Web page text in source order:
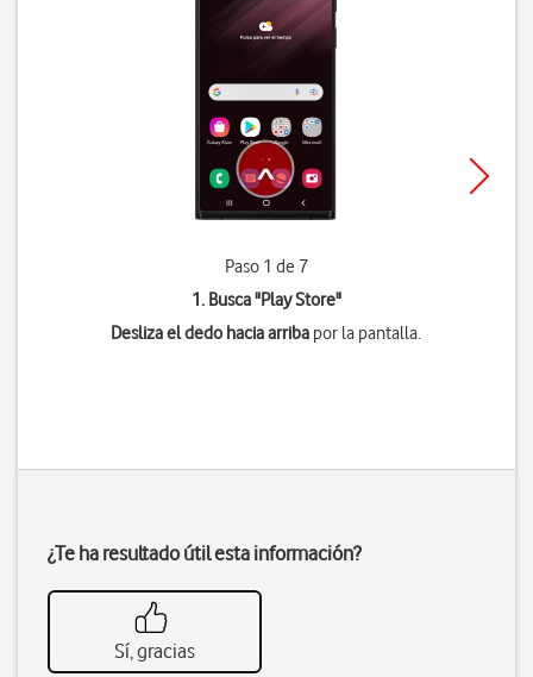
Paso 1 de 7
1. Busca "Play Store"
Desliza el dedo hacia arriba por la pantalla.
¿Te ha resultado útil esta información?
Sí, gracias